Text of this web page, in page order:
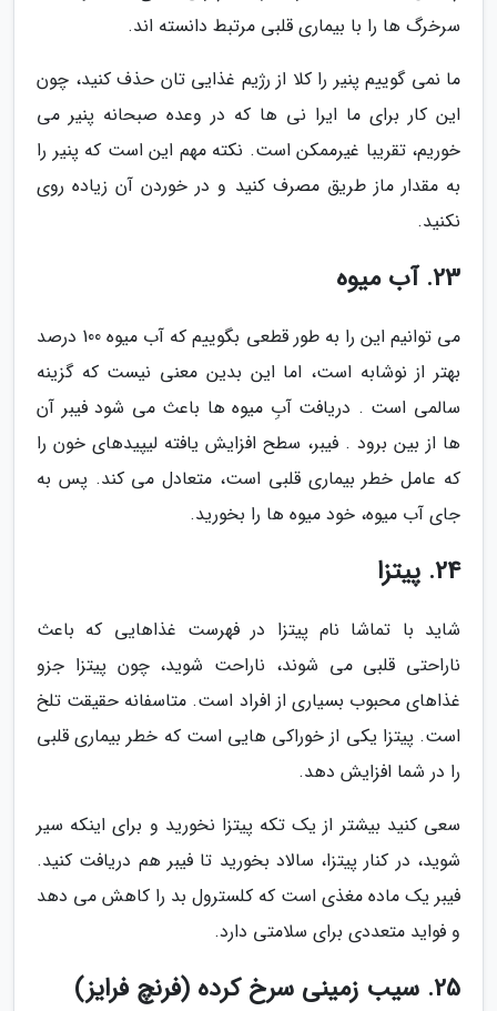
سرخرگ ها را با بیماری قلبی مرتبط دانسته اند.
ما نمی گوییم پنیر را کلا از رژیم غذایی تان حذف کنید، چون
این کار برای ما ایرا نی ها که در وعده صبحانه پنیر می
خوریم، تقریبا غیرممکن است. نکته مهم این است که پنیر را
به مقدار ماز طریق مصرف کنید و در خوردن آن زیاده روی
نکنید.
23. آب میوه
می توانیم این را به طور قطعی بگوییم که آب میوه 100 درصد
بهتر از نوشابه است، اما این بدین معنی نیست که گزینه
سالمی است . دریافت آبِ میوه ها باعث می شود فیبر آن
ها از بین برود . فیبر، سطح افزایش یافته لیپیدهای خون را
که عامل خطر بیماری قلبی است، متعادل می کند. پس به
جای آب میوه، خود میوه ها را بخورید.
24. پیتزا
شاید با تماشا نام پیتزا در فهرست غذاهایی که باعث
ناراحتی قلبی می شوند، ناراحت شوید، چون پیتزا جزو
غذاهای محبوب بسیاری از افراد است. متاسفانه حقیقت تلخ
است. پیتزا یکی از خوراکی هایی است که خطر بیماری قلبی
را در شما افزایش دهد.
سعی کنید بیشتر از یک تکه پیتزا نخورید و برای اینکه سیر
شوید، در کنار پیتزا، سالاد بخورید تا فیبر هم دریافت کنید.
فیبر یک ماده مغذی است که کلسترول بد را کاهش می دهد
و فواید متعددی برای سلامتی دارد.
25. سیب زمینی سرخ کرده (فرنچ فرایز)